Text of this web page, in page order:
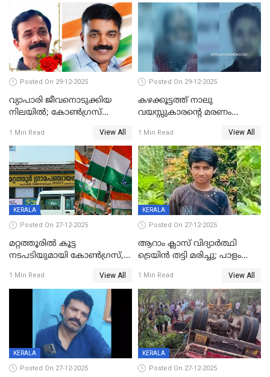
Posted On 29-12-2025
വ്യാപാരി ജീവനൊടുക്കിയ
നിലയില്‍; കോണ്‍ഗ്രസ്
മാനസികപീഡനമെന്ന് കുറിപ്പ്
1 Min Read View All
Posted On 29-12-2025
കഴക്കൂട്ടത്ത് നാലു
വയസ്സുകാരന്റെ മരണം
സുഹൃത്തും പൊലീസ്
കസ്റ്റഡിയിൽ
1 Min Read View All
KERALA
Posted On 27-12-2025
മറ്റത്തൂരിൽ കൂട്ട
നടപടിയുമായി കോണ്‍ഗ്രസ്,
എട്ട് പേര്‍ ഉള്‍പ്പെടെ
പത്തുപേരെ പുറത്താക്കി,
ചൊവ്വന്നൂരിലും നടപടി
1 Min Read View All
KERALA
Posted On 27-12-2025
ആറാം ക്ലാസ് വിദ്യാർത്ഥി
ട്രെയിൻ തട്ടി മരിച്ചു; പാളം
അപകടം മലപ്പുറത്ത്
1 Min Read View All
KERALA
Posted On 27-12-2025
KERALA
Posted On 27-12-2025